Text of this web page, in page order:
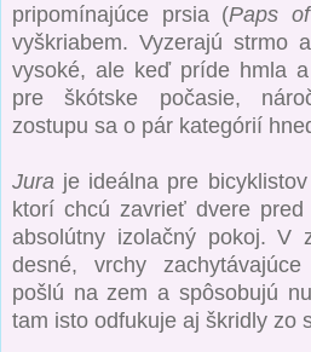
pripomínajúce prsia (Paps
vyškriabem. Vyzerajú strmo
vysoké, ale keď príde hmla
pre škótske počasie,
zostupu sa o pár kategórií
Jura je ideálna pre
ktorí chcú zavrieť dvere
absolútny izolačný pokoj.
desné, vrchy
pošlú na zem a spôsobujú
tam isto odfukuje aj škridly zo